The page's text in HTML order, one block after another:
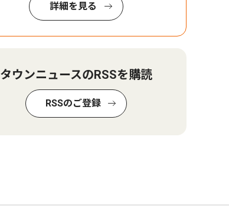
詳細を見る
タウンニュースのRSSを購読
RSSのご登録